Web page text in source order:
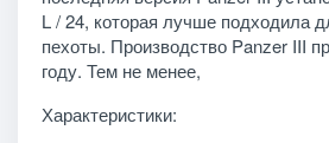
L / 24, которая лучше подходила
пехоты. Производство Panzer III
году. Тем не менее,
Характеристики: